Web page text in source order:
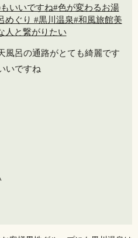
風呂の通路がとても綺麗です
いですね